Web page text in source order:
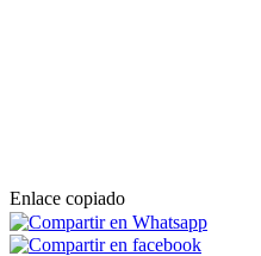
Enlace copiado